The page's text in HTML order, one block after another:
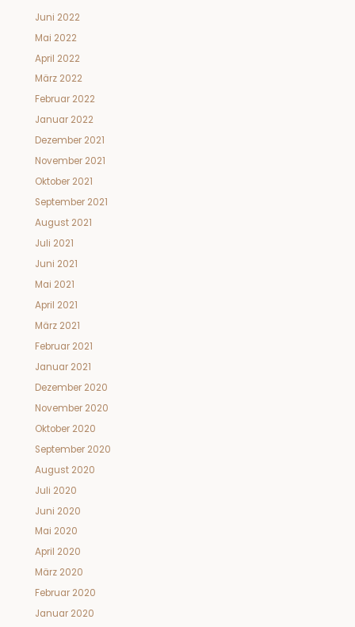
Juni 2022
Mai 2022
April 2022
März 2022
Februar 2022
Januar 2022
Dezember 2021
November 2021
Oktober 2021
September 2021
August 2021
Juli 2021
Juni 2021
Mai 2021
April 2021
März 2021
Februar 2021
Januar 2021
Dezember 2020
November 2020
Oktober 2020
September 2020
August 2020
Juli 2020
Juni 2020
Mai 2020
April 2020
März 2020
Februar 2020
Januar 2020